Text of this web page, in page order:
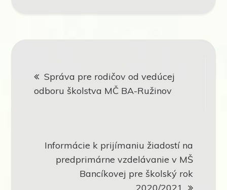
Správa pre rodičov od vedúcej
odboru školstva MČ BA-Ružinov
Informácie k prijímaniu žiadostí na
predprimárne vzdelávanie v MŠ
Bancíkovej pre školský rok